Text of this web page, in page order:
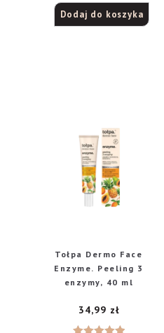
4.00na
Dodaj do koszyka
Tołpa Dermo Face
Enzyme. Peeling 3
enzymy, 40 ml
34,99 zł